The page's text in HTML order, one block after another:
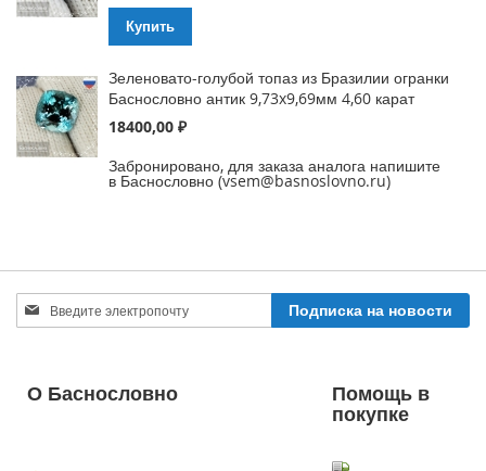
Купить
Зеленовато-голубой топаз из Бразилии огранки
Баснословно антик 9,73x9,69мм 4,60 карат
18400,00 ₽
Забронировано, для заказа аналога напишите
в Баснословно (vsem@basnoslovno.ru)
Sign
Up
Newsletter:
Подписка на новости
О Баснословно Помощь в
покупке